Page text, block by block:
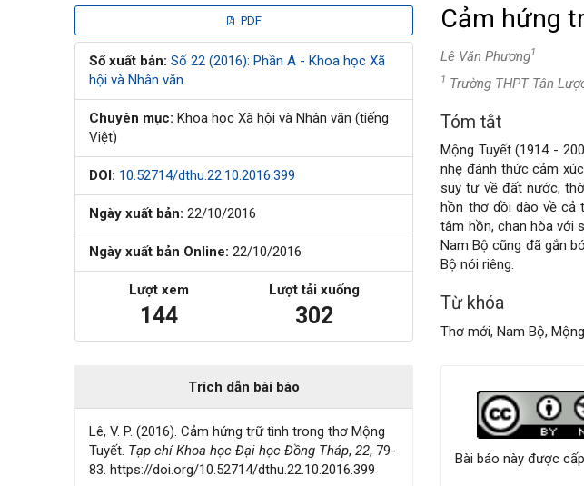
Thanh
bên
bài
viết
PDF
Số xuất bản: Số 22 (2016): Phần A - Khoa học Xã
hội và Nhân văn
Chuyên mục: Khoa học Xã hội và Nhân văn (tiếng
Việt)
DOI: 10.52714/dthu.22.10.2016.399
Ngày xuất bản: 22/10/2016
Ngày xuất bản Online: 22/10/2016
Lượt xem
144
Lượt tải xuống
302
Trích dẫn bài báo
Lê, V. P. (2016). Cảm hứng trữ tình trong thơ Mộng
Tuyết. Tạp chí Khoa học Đại học Đồng Tháp,22, 79-
83. https://doi.org/10.52714/dthu.22.10.2016.399
Cảm hứng
Lê Văn Phương1
1 Trường THPT Tân
Nội
dung
chính
của
viết
Tóm tắt
Mộng Tuyết (1914 -
nhẹ đánh thức cảm
suy tư về đất nước,
hồn thơ dồi dào về cả
tâm hồn, chan hòa với
Nam Bộ cũng đã gắn
Bộ nói riêng.
Từ khóa
Thơ mới, Nam Bộ,
bài
Bài báo này được